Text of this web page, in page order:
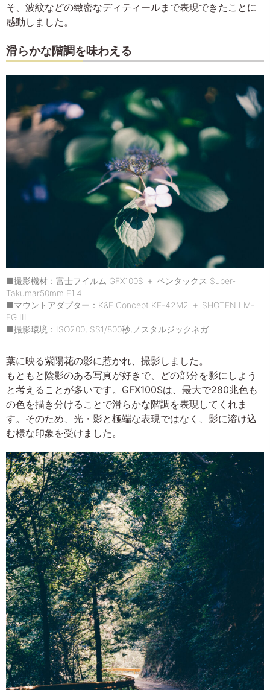
そ、波紋などの緻密なディティールまで表現できたことに
感動しました。
滑らかな階調を味わえる
■撮影機材：富士フイルム GFX100S ＋ ペンタックス Super-
Takumar50mm F1.4
■マウントアダプター：K&F Concept KF-42M2 ＋ SHOTEN LM-
FG III
■撮影環境：ISO200, SS1/800秒,ノスタルジックネガ
葉に映る紫陽花の影に惹かれ、撮影しました。
もともと陰影のある写真が好きで、どの部分を影にしよう
と考えることが多いです。GFX100Sは、最大で280兆色も
の色を描き分けることで滑らかな階調を表現してくれま
す。そのため、光・影と極端な表現ではなく、影に溶け込
む様な印象を受けました。